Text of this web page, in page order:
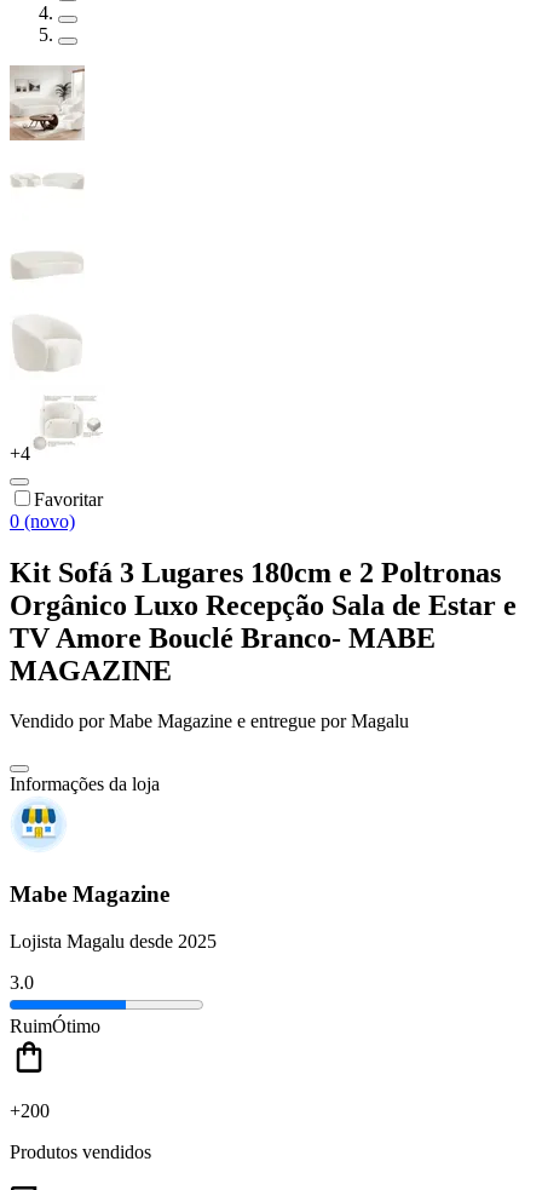
+4
Favoritar
0 (novo)
Kit Sofá 3 Lugares 180cm e 2 Poltronas
Orgânico Luxo Recepção Sala de Estar e
TV Amore Bouclé Branco- MABE
MAGAZINE
Vendido porMabe Magazine e entregue por Magalu
Informações da loja
Mabe Magazine
Lojista Magalu desde 2025
3.0
RuimÓtimo
+200
Produtos vendidos